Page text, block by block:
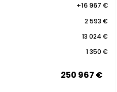
+16 967 €
2 593 €
13 024 €
1 350 €
250 967 €